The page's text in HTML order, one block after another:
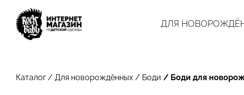
ДЛЯ
Каталог/ Для новорождённых / Боди / Боди для